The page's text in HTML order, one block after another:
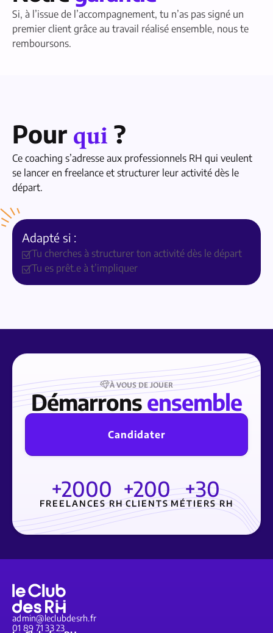
Si, à l’issue de l’accompagnement, tu n’as pas signé un
premier client grâce au travail réalisé ensemble, nous te
remboursons.
Pour qui ?
Ce coaching s’adresse aux professionnels RH qui veulent
se lancer en freelance et structurer leur activité dès le
départ.
Adapté si :
Tu cherches à structurer ton activité dès le départ
Tu es prêt.e à t’impliquer
À VOUS DE JOUER
Démarronsensemble
Candidater
+2000
FREELANCES RH
+200
CLIENTS
+30
MÉTIERS RH
admin@leclubdesrh.fr
01 89 71 33 23